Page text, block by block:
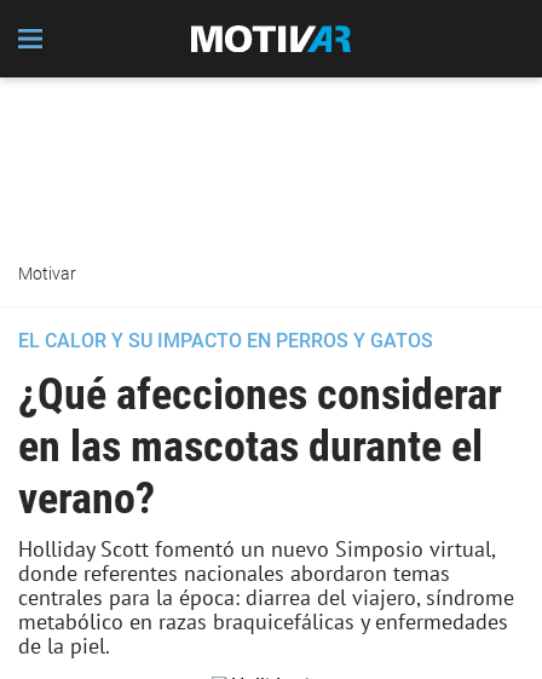
Motivar
EL CALOR Y SU IMPACTO EN PERROS Y GATOS
¿Qué afecciones considerar
en las mascotas durante el
verano?
Holliday Scott fomentó un nuevo Simposio virtual,
donde referentes nacionales abordaron temas
centrales para la época: diarrea del viajero, síndrome
metabólico en razas braquicefálicas y enfermedades
de la piel.